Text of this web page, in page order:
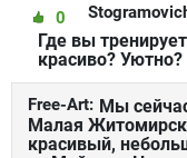
0
Где вы
красиво?
Free-Art: Мы
Малая
красивый,